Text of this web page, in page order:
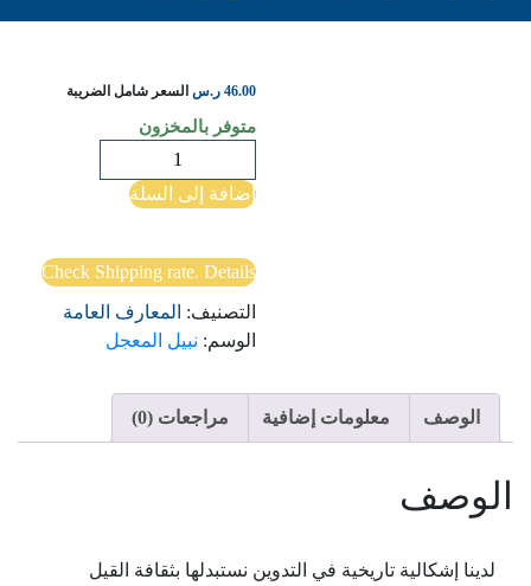
46.00 ر.س السعر شامل الضريبة
متوفر بالمخزون
النَمَسُ
في
إضافة إلى السلة
Check Shipping rate. Details
التصنيف: المعارف العامة
الوسم: نبيل المعجل
الوصف معلومات إضافية مراجعات (0)
الوصف
لدينا إشكالية تاريخية في التدوين نستبدلها بثقافة القيل